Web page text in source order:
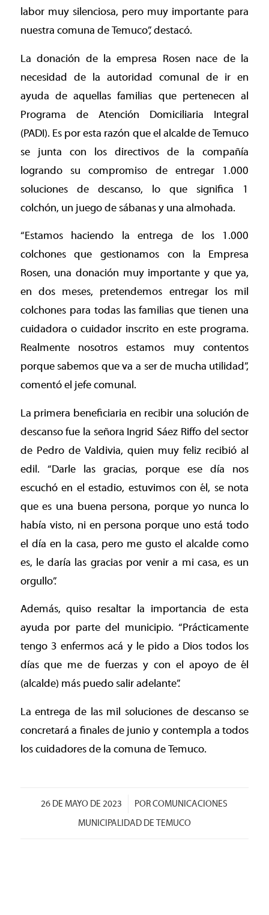
labor muy silenciosa, pero muy importante para
nuestra comuna de Temuco”, destacó.
La donación de la empresa Rosen nace de la
necesidad de la autoridad comunal de ir en
ayuda de aquellas familias que pertenecen al
Programa de Atención Domiciliaria Integral
(PADI). Es por esta razón que el alcalde de Temuco
se junta con los directivos de la compañía
logrando su compromiso de entregar 1.000
soluciones de descanso, lo que significa 1
colchón, un juego de sábanas y una almohada.
“Estamos haciendo la entrega de los 1.000
colchones que gestionamos con la Empresa
Rosen, una donación muy importante y que ya,
en dos meses, pretendemos entregar los mil
colchones para todas las familias que tienen una
cuidadora o cuidador inscrito en este programa.
Realmente nosotros estamos muy contentos
porque sabemos que va a ser de mucha utilidad”,
comentó el jefe comunal.
La primera beneficiaria en recibir una solución de
descanso fue la señora Ingrid Sáez Riffo del sector
de Pedro de Valdivia, quien muy feliz recibió al
edil. “Darle las gracias, porque ese día nos
escuchó en el estadio, estuvimos con él, se nota
que es una buena persona, porque yo nunca lo
había visto, ni en persona porque uno está todo
el día en la casa, pero me gusto el alcalde como
es, le daría las gracias por venir a mi casa, es un
orgullo”.
Además, quiso resaltar la importancia de esta
ayuda por parte del municipio. “Prácticamente
tengo 3 enfermos acá y le pido a Dios todos los
días que me de fuerzas y con el apoyo de él
(alcalde) más puedo salir adelante”.
La entrega de las mil soluciones de descanso se
concretará a finales de junio y contempla a todos
los cuidadores de la comuna de Temuco.
26 DE MAYO DE 2023
/ PORCOMUNICACIONES
MUNICIPALIDAD DE TEMUCO